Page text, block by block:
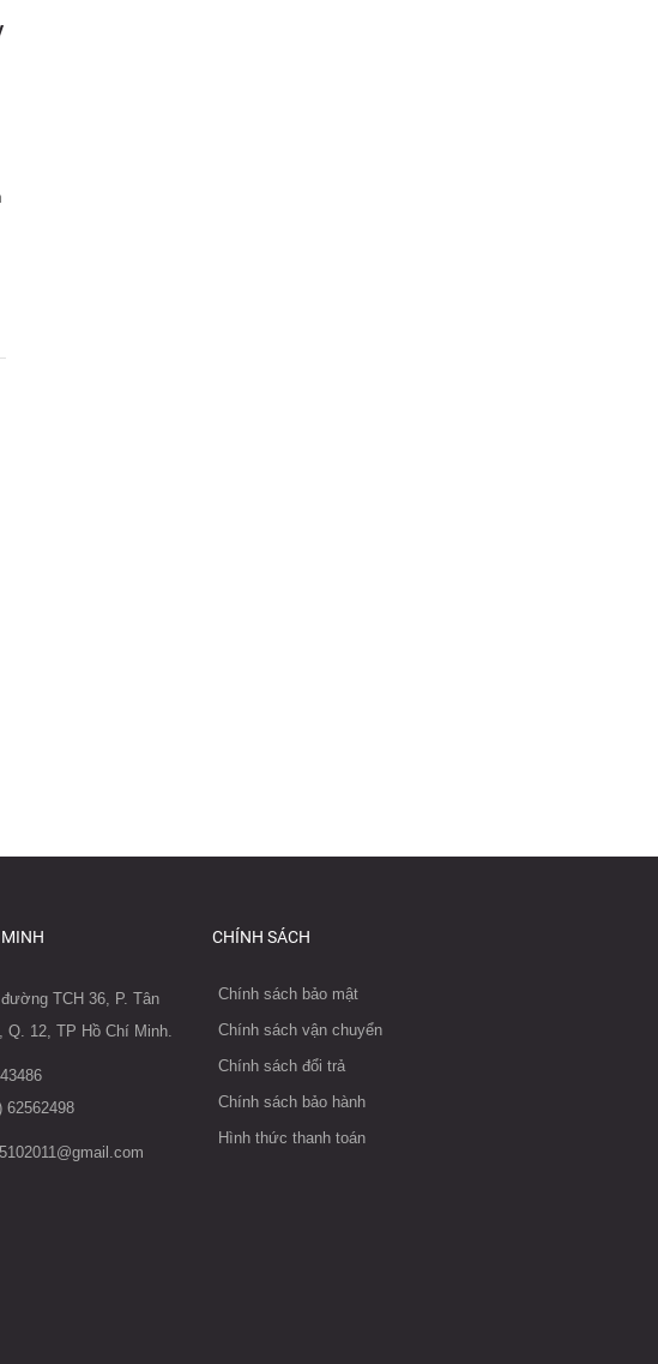
TCH 36, P. Tân
Q. 12, TP Hồ Chí Minh.
62562498
CHÍNH SÁCH
Chính sách bảo mật
Chính sách vận chuyển
Chính sách đổi trả
Chính sách bảo hành
Hình thức thanh toán